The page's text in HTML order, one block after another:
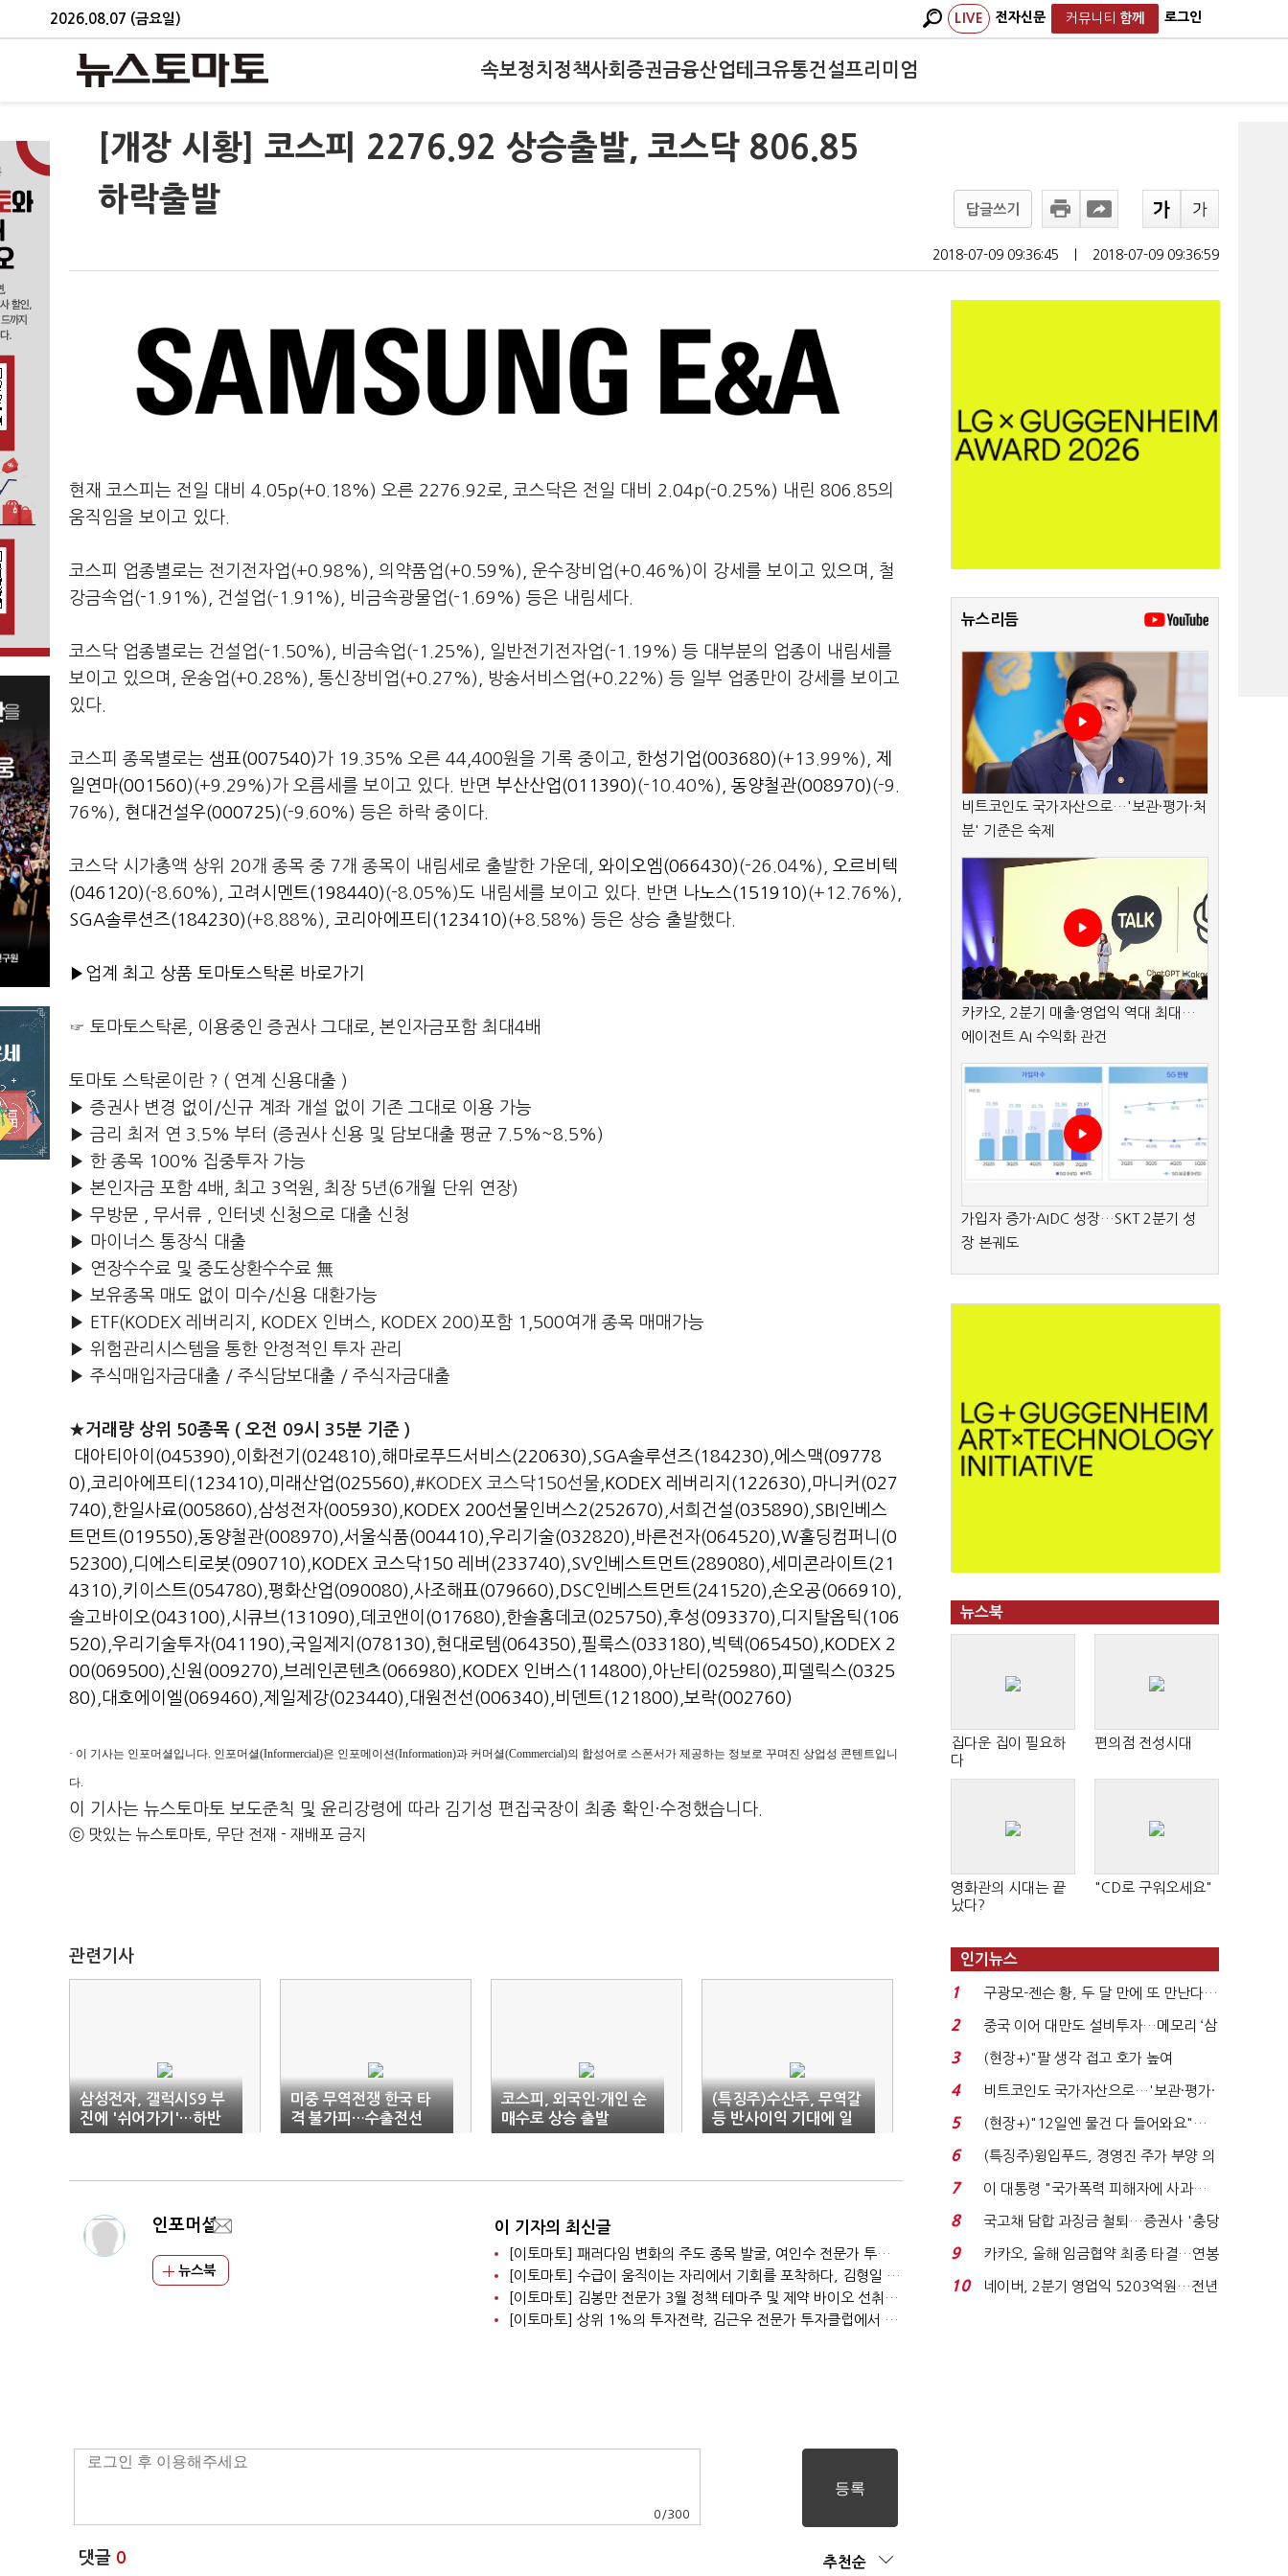
2026.08.07 (금요일) LIVE 전자신문 커뮤니티 함께 로그인
속보정치 정책사회 증권금융산업테크유통건설프리미엄
[개장 시황] 코스피 2276.92 상승출발, 코스닥 806.85
하락출발
답글쓰기
2018-07-09 09:36:45 2018-07-09 09:36:59
현재 코스피는 전일 대비 4.05p(+0.18%) 오른 2276.92로, 코스닥은 전일 대비 2.04p(-0.25%) 내린 806.85의
움직임을 보이고 있다.
코스피 업종별로는 전기전자업(+0.98%), 의약품업(+0.59%), 운수장비업(+0.46%)이 강세를 보이고 있으며, 철
강금속업(-1.91%), 건설업(-1.91%), 비금속광물업(-1.69%) 등은 내림세다.
코스닥 업종별로는 건설업(-1.50%), 비금속업(-1.25%), 일반전기전자업(-1.19%) 등 대부분의 업종이 내림세를
보이고 있으며, 운송업(+0.28%), 통신장비업(+0.27%), 방송서비스업(+0.22%) 등 일부 업종만이 강세를 보이고
있다.
코스피 종목별로는 샘표(007540)가 19.35% 오른 44,400원을 기록 중이고, 한성기업(003680)(+13.99%), 제
일연마(001560)(+9.29%)가 오름세를 보이고 있다. 반면 부산산업(011390)(-10.40%), 동양철관(008970)(-9.
76%), 현대건설우(000725)(-9.60%) 등은 하락 중이다.
코스닥 시가총액 상위 20개 종목 중 7개 종목이 내림세로 출발한 가운데, 와이오엠(066430)(-26.04%), 오르비텍
(046120)(-8.60%), 고려시멘트(198440)(-8.05%)도 내림세를 보이고 있다. 반면 나노스(151910)(+12.76%),
SGA솔루션즈(184230)(+8.88%), 코리아에프티(123410)(+8.58%) 등은 상승 출발했다.
▶업계 최고 상품 토마토스탁론 바로가기
☞ 토마토스탁론, 이용중인 증권사 그대로, 본인자금포함 최대4배
토마토 스탁론이란 ? ( 연계 신용대출 )
▶ 증권사 변경 없이/신규 계좌 개설 없이 기존 그대로 이용 가능
▶ 금리 최저 연 3.5% 부터 (증권사 신용 및 담보대출 평균 7.5%~8.5%)
▶ 한 종목 100% 집중투자 가능
▶ 본인자금 포함 4배, 최고 3억원, 최장 5년(6개월 단위 연장)
▶ 무방문 , 무서류 , 인터넷 신청으로 대출 신청
▶ 마이너스 통장식 대출
▶ 연장수수료 및 중도상환수수료 無
▶ 보유종목 매도 없이 미수/신용 대환가능
▶ ETF(KODEX 레버리지, KODEX 인버스, KODEX 200)포함 1,500여개 종목 매매가능
▶ 위험관리시스템을 통한 안정적인 투자 관리
▶ 주식매입자금대출 / 주식담보대출 / 주식자금대출
★거래량 상위 50종목 ( 오전 09시 35분 기준 )
대아티아이(045390) 이화전기(024810) 해마로푸드서비스(220630) SGA솔루션즈(184230) 에스맥(09778
0) 코리아에프티(123410) 미래산업(025560) ,#KODEX 코스닥150선물, KODEX 레버리지(122630) 마니커(027
740) 한일사료(005860) 삼성전자(005930) KODEX 200선물인버스2(252670) 서희건설(035890) SBI인베스
트먼트(019550) 동양철관(008970) 서울식품(004410) 우리기술(032820) 바른전자(064520) W홀딩컴퍼니(0
52300) 디에스티로봇(090710) KODEX 코스닥150 레버(233740) SV인베스트먼트(289080) 세미콘라이트(21
4310) 키이스트(054780) 평화산업(090080) 사조해표(079660) DSC인베스트먼트(241520) 손오공(066910)
솔고바이오(043100) 시큐브(131090) 데코앤이(017680) 한솔홈데코(025750) 후성(093370) 디지탈옵틱(106
520) 우리기술투자(041190) 국일제지(078130) 현대로템(064350) 필룩스(033180) 빅텍(065450) KODEX 2
00(069500) 신원(009270) 브레인콘텐츠(066980) KODEX 인버스(114800) 아난티(025980) 피델릭스(0325
80) 대호에이엘(069460) 제일제강(023440) 대원전선(006340) 비덴트(121800) 보락(002760)
· 이 기사는 인포머셜입니다. 인포머셜(Informercial)은 인포메이션(Information)과 커머셜(Commercial)의 합성어로 스폰서가 제공하는 정보로 꾸며진 상업성 콘텐트입니
다.
이 기사는 뉴스토마토 보도준칙 및 윤리강령에 따라 김기성 편집국장이 최종 확인·수정했습니다.
ⓒ 맛있는 뉴스토마토, 무단 전재 - 재배포 금지
관련기사
삼성전자, 갤럭시S9 부
진에 '쉬어가기'…하반
기 재시동 기대(종합)
미중 무역전쟁 한국 타
격 불가피…수출전선
'빨간불'
코스피, 외국인·개인 순
매수로 상승 출발
(특징주)수산주, 무역갈
등 반사이익 기대에 일
제히 강세
인포머셜
뉴스북
이 기자의 최신글
[이토마토] 패러다임 변화의 주도 종목 발굴, 여인수 전문가 투자클럽
[이토마토] 수급이 움직이는 자리에서 기회를 포착하다, 김형일 전문가 투자클럽
[이토마토] 김봉만 전문가 3월 정책 테마주 및 제약 바이오 선취매 전략 아카데미 3/5(목) 2부 진행
[이토마토] 상위 1%의 투자전략, 김근우 전문가 투자클럽에서 확인하세요
0 /300
댓글 0 추천순
뉴스리듬
비트코인도 국가자산으로…'보관·평가·처
분' 기준은 숙제
카카오, 2분기 매출·영업익 역대 최대…
에이전트 AI 수익화 관건
가입자 증가·AIDC 성장…SKT 2분기 성
장 본궤도
뉴스북
집다운 집이 필요하
다
편의점 전성시대
영화관의 시대는 끝
났다?
"CD로 구워오세요"
인기뉴스
1
구광모-젠슨 황, 두 달 만에 또 만난다…
로봇·AI 등 논...
2
중국 이어 대만도 설비투자…메모리 ‘삼
국전쟁’
3
(현장+)"팔 생각 접고 호가 높여
요"…'덜 똘똘한 한 채' 20...
4
비트코인도 국가자산으로…'보관·평가·
처분' 기준은 ...
5
(현장+)"12일엔 물건 다 들어와요"…
빈 매대 채우며 문 연 ...
6
(특징주)윙입푸드, 경영진 주가 부양 의
지에 상한가...
7
이 대통령 "국가폭력 피해자에 사과…
적극적 조사로 진...
8
국고채 담합 과징금 철퇴…증권사 '충당
금 폭탄' 우려...
9
카카오, 올해 임금협약 최종 타결…연봉
6.3% 인상·격려...
10
네이버, 2분기 영업익 5203억원…전년